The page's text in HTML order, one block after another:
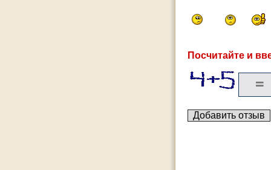
Посчитайте и